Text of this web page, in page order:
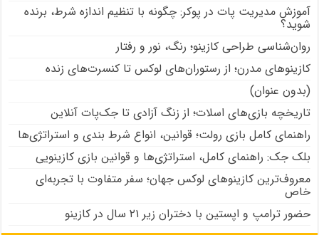
آموزش مدیریت پات در پوکر: چگونه با تنظیم اندازه شرط، برنده
شوید؟
روان‌شناسی طراحی کازینو؛ رنگ، نور و رفتار
کازینوهای مدرن؛ از رستوران‌های لوکس تا کنسرت‌های زنده
(بدون عنوان)
تاریخچه بازی‌های اسلات؛ از زنگ آزادی تا جک‌پات‌ آنلاین
راهنمای کامل بازی رولت؛ قوانین، انواع شرط بندی و استراتژی‌ها
بلک جک: راهنمای کامل، استراتژی‌ها و قوانین بازی کازینویی
معروف‌ترین کازینوهای لوکس جهان؛ سفر متفاوت با تجربه‌ای
خاص
حضور ترامپ و اپستین با دختران زیر ۲۱ سال در کازینو